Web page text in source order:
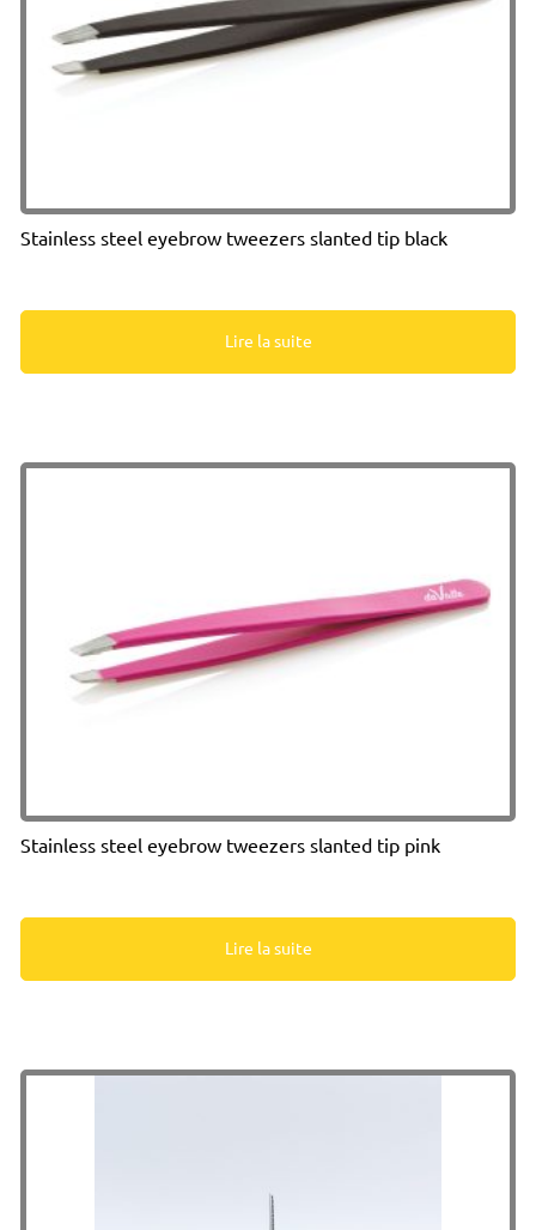
Stainless steel eyebrow tweezers slanted tip black
Lire la suite
Stainless steel eyebrow tweezers slanted tip pink
Lire la suite